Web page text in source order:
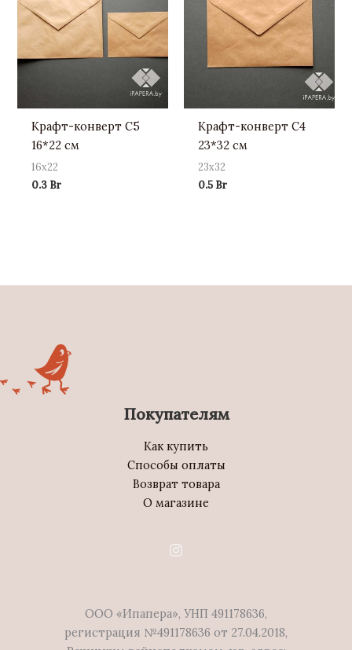
Крафт-конверт С5
16*22 см
16х22
0.3 Br
Крафт-конверт С4
23*32 см
23х32
0.5 Br
Покупателям
Как купить
Способы оплаты
Возврат товара
О магазине
ООО «Ипапера», УНП 491178636,
регистрация №491178636 от 27.04.2018,